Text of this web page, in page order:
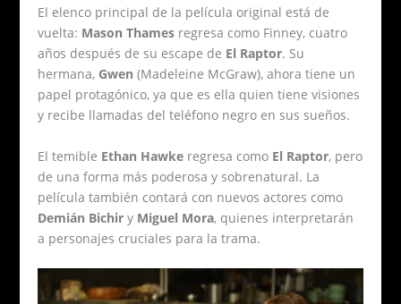
El elenco principal de la película original está de
vuelta: Mason Thames regresa como Finney, cuatro
años después de su escape de El Raptor. Su
hermana, Gwen (Madeleine McGraw), ahora tiene un
papel protagónico, ya que es ella quien tiene visiones
y recibe llamadas del teléfono negro en sus sueños.
El temible Ethan Hawke regresa como El Raptor, pero
de una forma más poderosa y sobrenatural. La
película también contará con nuevos actores como
Demián Bichir y Miguel Mora, quienes interpretarán
a personajes cruciales para la trama.